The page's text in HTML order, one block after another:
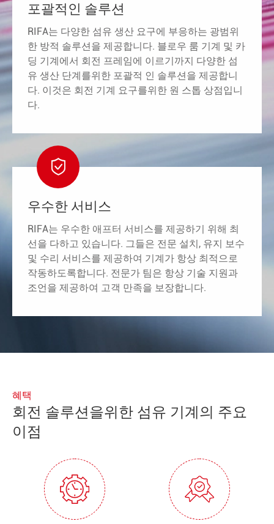
포괄적인 솔루션
RIFA는 다양한 섬유 생산 요구에 부응하는 광범위
한 방적 솔루션을 제공합니다. 블로우 룸 기계 및 카
딩 기계에서 회전 프레임에 이르기까지 다양한 섬
유 생산 단계를위한 포괄적 인 솔루션을 제공합니
다. 이것은 회전 기계 요구를위한 원 스톱 상점입니
다.

우수한 서비스
RIFA는 우수한 애프터 서비스를 제공하기 위해 최
선을 다하고 있습니다. 그들은 전문 설치, 유지 보수
및 수리 서비스를 제공하여 기계가 항상 최적으로
작동하도록합니다. 전문가 팀은 항상 기술 지원과
조언을 제공하여 고객 만족을 보장합니다.
혜택
회전 솔루션을위한 섬유 기계의 주요
이점